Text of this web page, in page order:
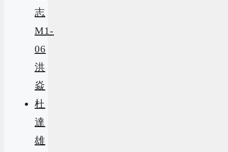
志
M1-
06
洪
焱
杜
達
雄